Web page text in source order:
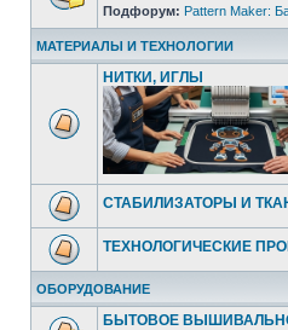
Подфорум: Pattern Maker:
МАТЕРИАЛЫ И ТЕХНОЛОГИИ
НИТКИ, ИГЛЫ
СТАБИЛИЗАТОРЫ И
ТЕХНОЛОГИЧЕСКИЕ
ОБОРУДОВАНИЕ
БЫТОВОЕ